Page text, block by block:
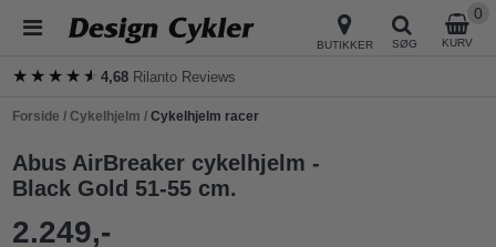
BUTIKKER SØG KURV
0
★★★★★
★★★★★4,68 Rilanto Reviews
Forside /Cykelhjelm /Cykelhjelm racer
Abus AirBreaker cykelhjelm -
Black Gold 51-55 cm.
2.249,-